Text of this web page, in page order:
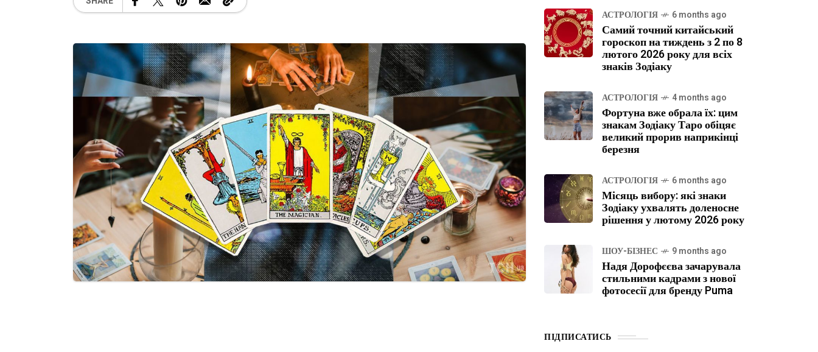
АСТРОЛОГІЯ 6 months ago
Самий точний китайський
гороскоп на тиждень з 2 по 8
лютого 2026 року для всіх
знаків Зодіаку
АСТРОЛОГІЯ 4 months ago
Фортуна вже обрала їх: цим
знакам Зодіаку Таро обіцяє
великий прорив наприкінці
березня
АСТРОЛОГІЯ 6 months ago
Місяць вибору: які знаки
Зодіаку ухвалять доленосне
рішення у лютому 2026 року
ШОУ-БІЗНЕС 9 months ago
Надя Дорофєєва зачарувала
стильними кадрами з нової
фотосесії для бренду Puma
ПІДПИСАТИСЬ